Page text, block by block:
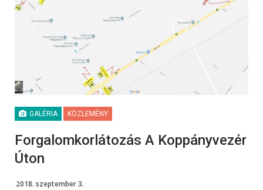
GALÉRIA KÖZLEMÉNY
Forgalomkorlátozás A Koppányvezér
Úton
2018. szeptember 3.